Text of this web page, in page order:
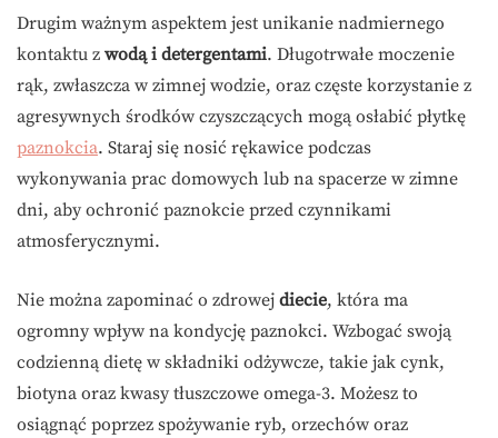
Drugim ważnym aspektem jest unikanie nadmiernego
kontaktu z wodą i detergentami. Długotrwałe moczenie
rąk, zwłaszcza w zimnej wodzie, oraz częste korzystanie z
agresywnych środków czyszczących mogą osłabić płytkę
paznokcia. Staraj się nosić rękawice podczas
wykonywania prac domowych lub na spacerze w zimne
dni, aby ochronić paznokcie przed czynnikami
atmosferycznymi.
Nie można zapominać o zdrowej diecie, która ma
ogromny wpływ na kondycję paznokci. Wzbogać swoją
codzienną dietę w składniki odżywcze, takie jak cynk,
biotyna oraz kwasy tłuszczowe omega-3. Możesz to
osiągnąć poprzez spożywanie ryb, orzechów oraz